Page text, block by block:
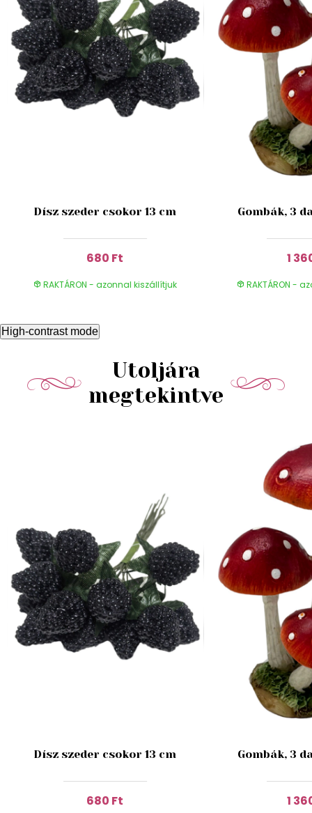
Dísz szeder csokor 13 cm
680 Ft
RAKTÁRON - azonnal kiszállítjuk
Gombák, 3
1
RAKTÁRON -
High-contrast mode
Utoljára
megtekintve
Dísz szeder csokor 13 cm
680 Ft
Gombák, 3
1